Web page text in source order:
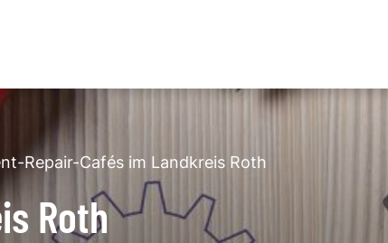
-Repair-Cafés im Landkreis Roth
Roth